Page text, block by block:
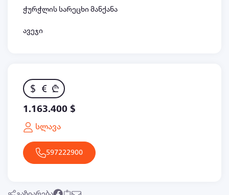
ჭურჭლის სარეცხი მანქანა
ავეჯი
$ € ₾
1.163.400 $
სლავა
597222900